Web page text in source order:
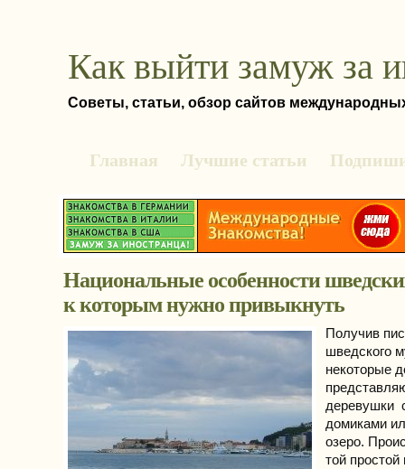
Как выйти замуж за
Советы, статьи, обзор сайтов
Главная Лучшие статьи
Национальные особенности
к которым нужно привыкнуть
Получив
шведского
некоторые
деревушки
домиками
озеро.
той простой